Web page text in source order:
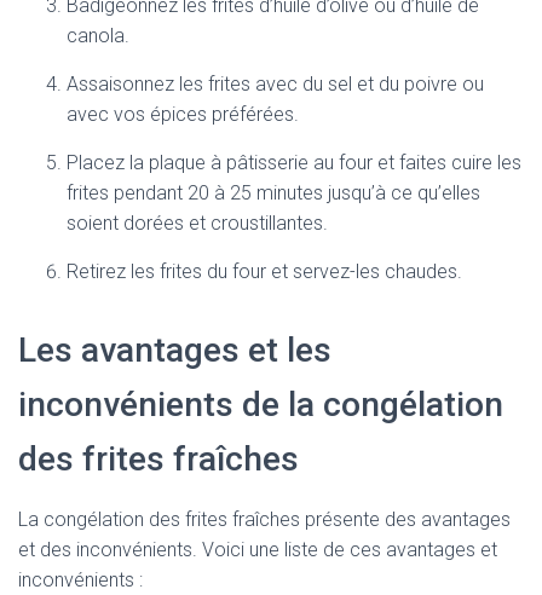
Badigeonnez les frites d’huile d’olive ou d’huile de
canola.
Assaisonnez les frites avec du sel et du poivre ou
avec vos épices préférées.
Placez la plaque à pâtisserie au four et faites cuire les
frites pendant 20 à 25 minutes jusqu’à ce qu’elles
soient dorées et croustillantes.
Retirez les frites du four et servez-les chaudes.
Les avantages et les
inconvénients de la congélation
des frites fraîches
La congélation des frites fraîches présente des avantages
et des inconvénients. Voici une liste de ces avantages et
inconvénients :